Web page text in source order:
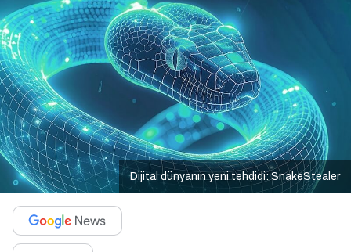
Dijital dünyanın yeni tehdidi: SnakeStealer